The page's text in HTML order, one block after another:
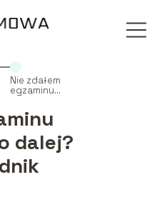
Nie zdałem
egzaminu
co dalej?
Praktczny
dalej?